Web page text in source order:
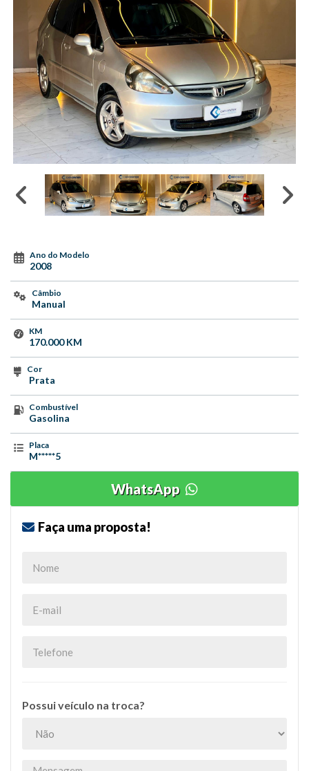
Ano do Modelo
2008
Câmbio
Manual
KM
170.000 KM
Cor
Prata
Combustível
Gasolina
Placa
M*****5
WhatsApp
Faça uma proposta!
Possui veículo na troca?